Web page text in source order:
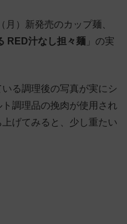
）新発売のカップ麺、
RED汁なし担々麺 」の実
る調理後の写真が実にシ
調理品の挽肉が使用され
げてみると、少し重たい